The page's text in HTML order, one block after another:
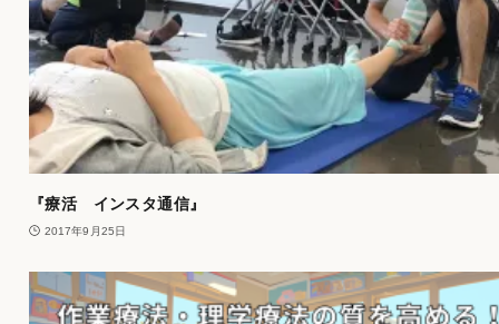
『療活 インスタ通信』
2017年9月25日